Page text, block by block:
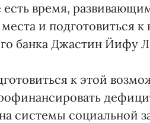
время,
и подготовиться
банка Джастин Йифу
к этой
системы социальной